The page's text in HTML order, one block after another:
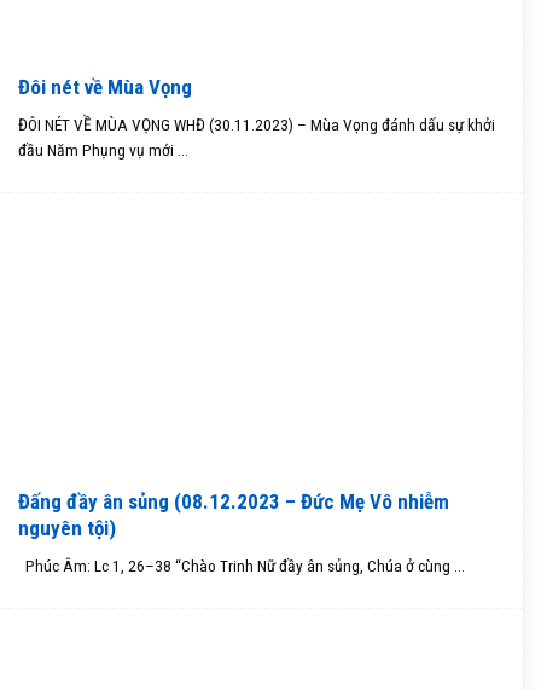
Đôi nét về Mùa Vọng
ĐÔI NÉT VỀ MÙA VỌNG WHĐ (30.11.2023) – Mùa Vọng đánh dấu sự khởi
đầu Năm Phụng vụ mới ...
Đấng đầy ân sủng (08.12.2023 – Đức Mẹ Vô nhiễm
nguyên tội)
Phúc Âm: Lc 1, 26–38 “Chào Trinh Nữ đầy ân sủng, Chúa ở cùng ...